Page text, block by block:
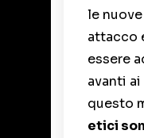
le
attacco
essere
avanti
questo
etici